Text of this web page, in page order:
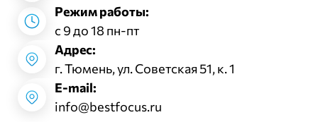
Режим работы:
с 9 до 18 пн-пт
Адрес:
г. Тюмень, ул. Советская 51, к. 1
E-mail:
info@bestfocus.ru